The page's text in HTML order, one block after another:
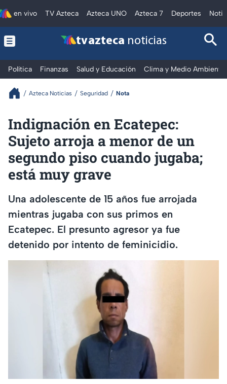
en vivo TV Azteca Azteca UNO Azteca 7 Deportes
tv azteca noticias
Política Finanzas Salud y Educación Clima y Medio Ambiente
Azteca Noticias Seguridad Nota
Indignación en Ecatepec:
Sujeto arroja a menor de un
segundo piso cuando jugaba;
está muy grave
Una adolescente de 15 años fue arrojada
mientras jugaba con sus primos en
Ecatepec. El presunto agresor ya fue
detenido por intento de feminicidio.